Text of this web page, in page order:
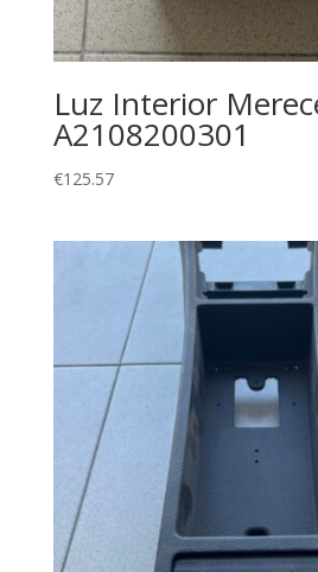
Luz Interior
A2108200301
€125.57